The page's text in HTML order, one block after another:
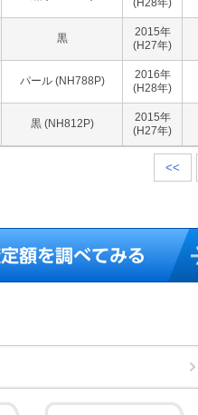
(H28年)
黒 2015年
(H27年)
パール (NH788P) 2016年
(H28年)
黒 (NH812P) 2015年
(H27年)
<<